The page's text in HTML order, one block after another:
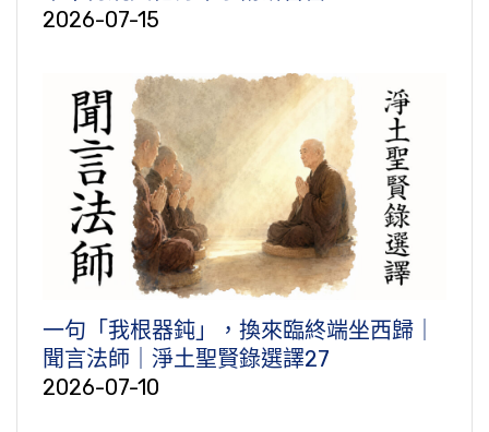
2026-07-15
一句「我根器鈍」，換來臨終端坐西歸｜
聞言法師｜淨土聖賢錄選譯27
2026-07-10